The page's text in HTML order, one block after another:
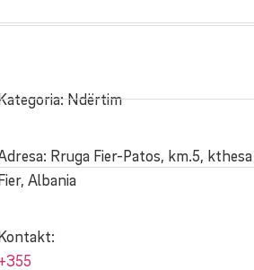
Ndërtim
Rruga Fier-Patos, km.5,
Albania